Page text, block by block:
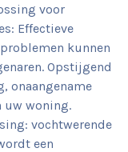
voor
Effectieve
kunnen
Opstijgend
onaangename
uw woning.
vochtwerende
een